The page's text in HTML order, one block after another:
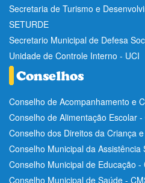
Secretaria de Turismo e
SETURDE
Secretario Municipal de Defesa
Unidade de Controle Interno - UCI
Conselho de Acompanhamento e
Conselho de Alimentação Escolar -
Conselho dos Direitos da Criança
Conselho Municipal da Assistência
Conselho Municipal de Educação -
Conselho Municipal de Saúde -